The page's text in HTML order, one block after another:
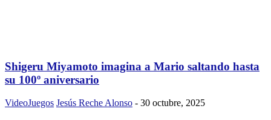
Shigeru Miyamoto imagina a Mario saltando hasta
su 100º aniversario
VideoJuegos Jesús Reche Alonso - 30 octubre, 2025